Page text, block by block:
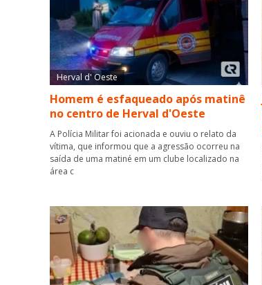
Herval d' Oeste
Homem é esfaqueado após matinê
no centro de Herval d'Oeste
A Polícia Militar foi acionada e ouviu o relato da
vítima, que informou que a agressão ocorreu na
saída de uma matiné em um clube localizado na
área c